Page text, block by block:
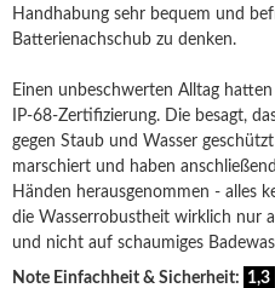
Handhabung sehr bequem und
Batterienachschub zu denken.
Einen unbeschwerten Alltag
IP-68-Zertifizierung. Die besagt,
gegen Staub und Wasser
marschiert und haben
Händen herausgenommen - alles
die Wasserrobustheit wirklich nur
und nicht auf schaumiges
Note Einfachheit & Sicherheit: 1,3